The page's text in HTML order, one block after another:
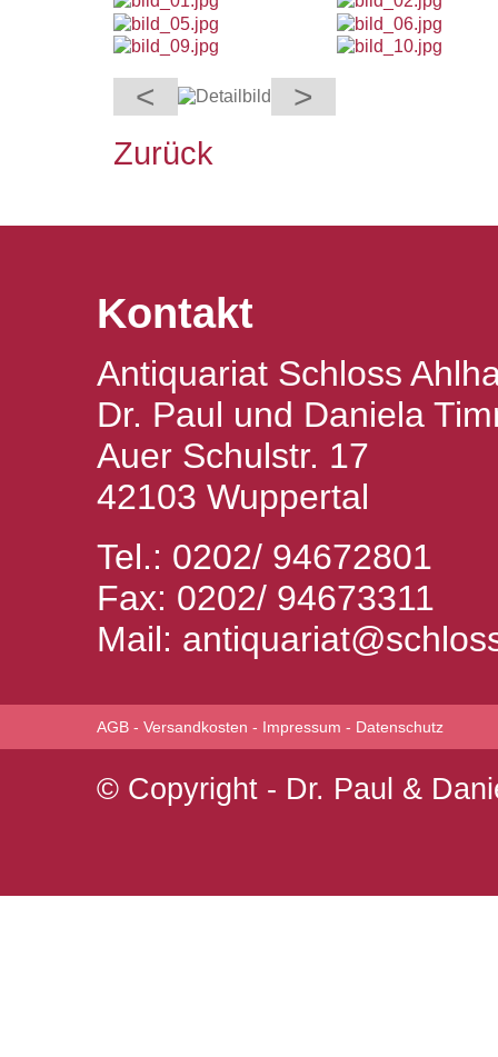
<
>
Zurück
Kontakt
Antiquariat Schloss
Dr. Paul und Daniela
Auer Schulstr. 17
42103 Wuppertal
Tel.: 0202/ 94672801
Fax: 0202/ 94673311
Mail:
AGB - Versandkosten - Impressum - Datenschutz
© Copyright - Dr. Paul &